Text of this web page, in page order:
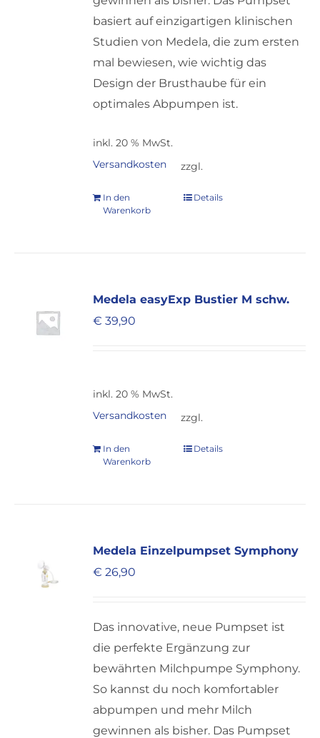
basiert auf einzigartigen klinischen
Studien von Medela, die zum ersten
mal bewiesen, wie wichtig das
Design der Brusthaube für ein
optimales Abpumpen ist.
inkl. 20 % MwSt.
zzgl.
Versandkosten
In den
Warenkorb
Details
Medela easyExp Bustier M schw.
€ 39,90
inkl. 20 % MwSt.
zzgl.
Versandkosten
In den
Warenkorb
Details
Medela Einzelpumpset Symphony
€ 26,90
Das innovative, neue Pumpset ist
die perfekte Ergänzung zur
bewährten Milchpumpe Symphony.
So kannst du noch komfortabler
abpumpen und mehr Milch
gewinnen als bisher. Das Pumpset